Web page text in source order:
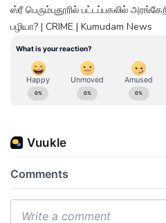
ஸ்ரீ பெரும்புதூரில் பட்டப்பகலில்
பழியா? | CRIME | Kumudam News